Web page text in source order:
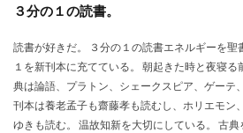
３分の１の読書。
読書が好きだ。 ３分の１の読書エネルギーを
１を新刊本に充てている。 朝起きた時と夜寝
典は論語、プラトン、シェークスピア、ゲーテ
刊本は養老孟子も齋藤孝も読むし、ホリエモン
ゆきも読む。 温故知新を大切にしている。 古